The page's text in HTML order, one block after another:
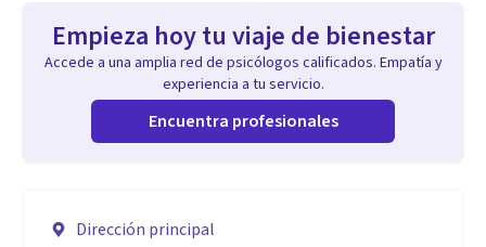
Empieza hoy tu viaje de bienestar
Accede a una amplia red de psicólogos calificados. Empatía y
experiencia a tu servicio.
Encuentra profesionales
Dirección principal